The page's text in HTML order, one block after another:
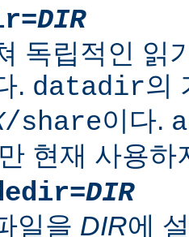
DIR
독립적인 읽
. datadir의
/share이다.
현재 사용하
DIR
일을 DIR에